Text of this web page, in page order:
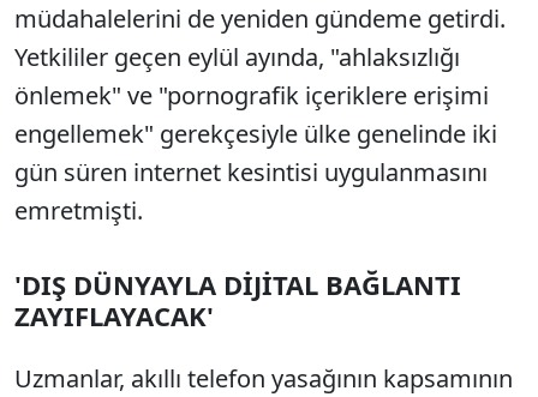
müdahalelerini de yeniden gündeme getirdi.
Yetkililer geçen eylül ayında, "ahlaksızlığı
önlemek" ve "pornografik içeriklere erişimi
engellemek" gerekçesiyle ülke genelinde iki
gün süren internet kesintisi uygulanmasını
emretmişti.
'DIŞ DÜNYAYLA DİJİTAL BAĞLANTI
ZAYIFLAYACAK'
Uzmanlar, akıllı telefon yasağının kapsamının